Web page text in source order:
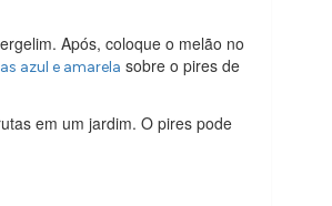
Após, coloque o melão no
azul e amarela sobre o pires de
em um jardim. O pires pode